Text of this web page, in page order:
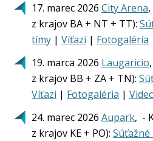
17. marec 2026 City Arena
z krajov BA + NT + TT):
tímy | Víťazi | Fotogaléria
19. marca 2026 Laugaricio
z krajov BB + ZA + TN):
Víťazi | Fotogaléria |
24. marec 2026 Aupark, -
z krajov KE + PO): Súťažné